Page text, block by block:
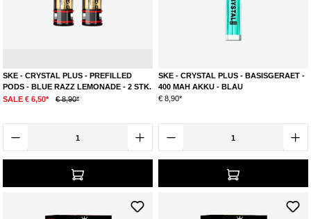
SKE - CRYSTAL PLUS - PREFILLED
PODS - BLUE RAZZ LEMONADE - 2 STK.
SALE € 6,50*
€ 8,90*
SKE - CRYSTAL PLUS - BASISGERAET -
400 MAH AKKU - BLAU
€ 8,90*